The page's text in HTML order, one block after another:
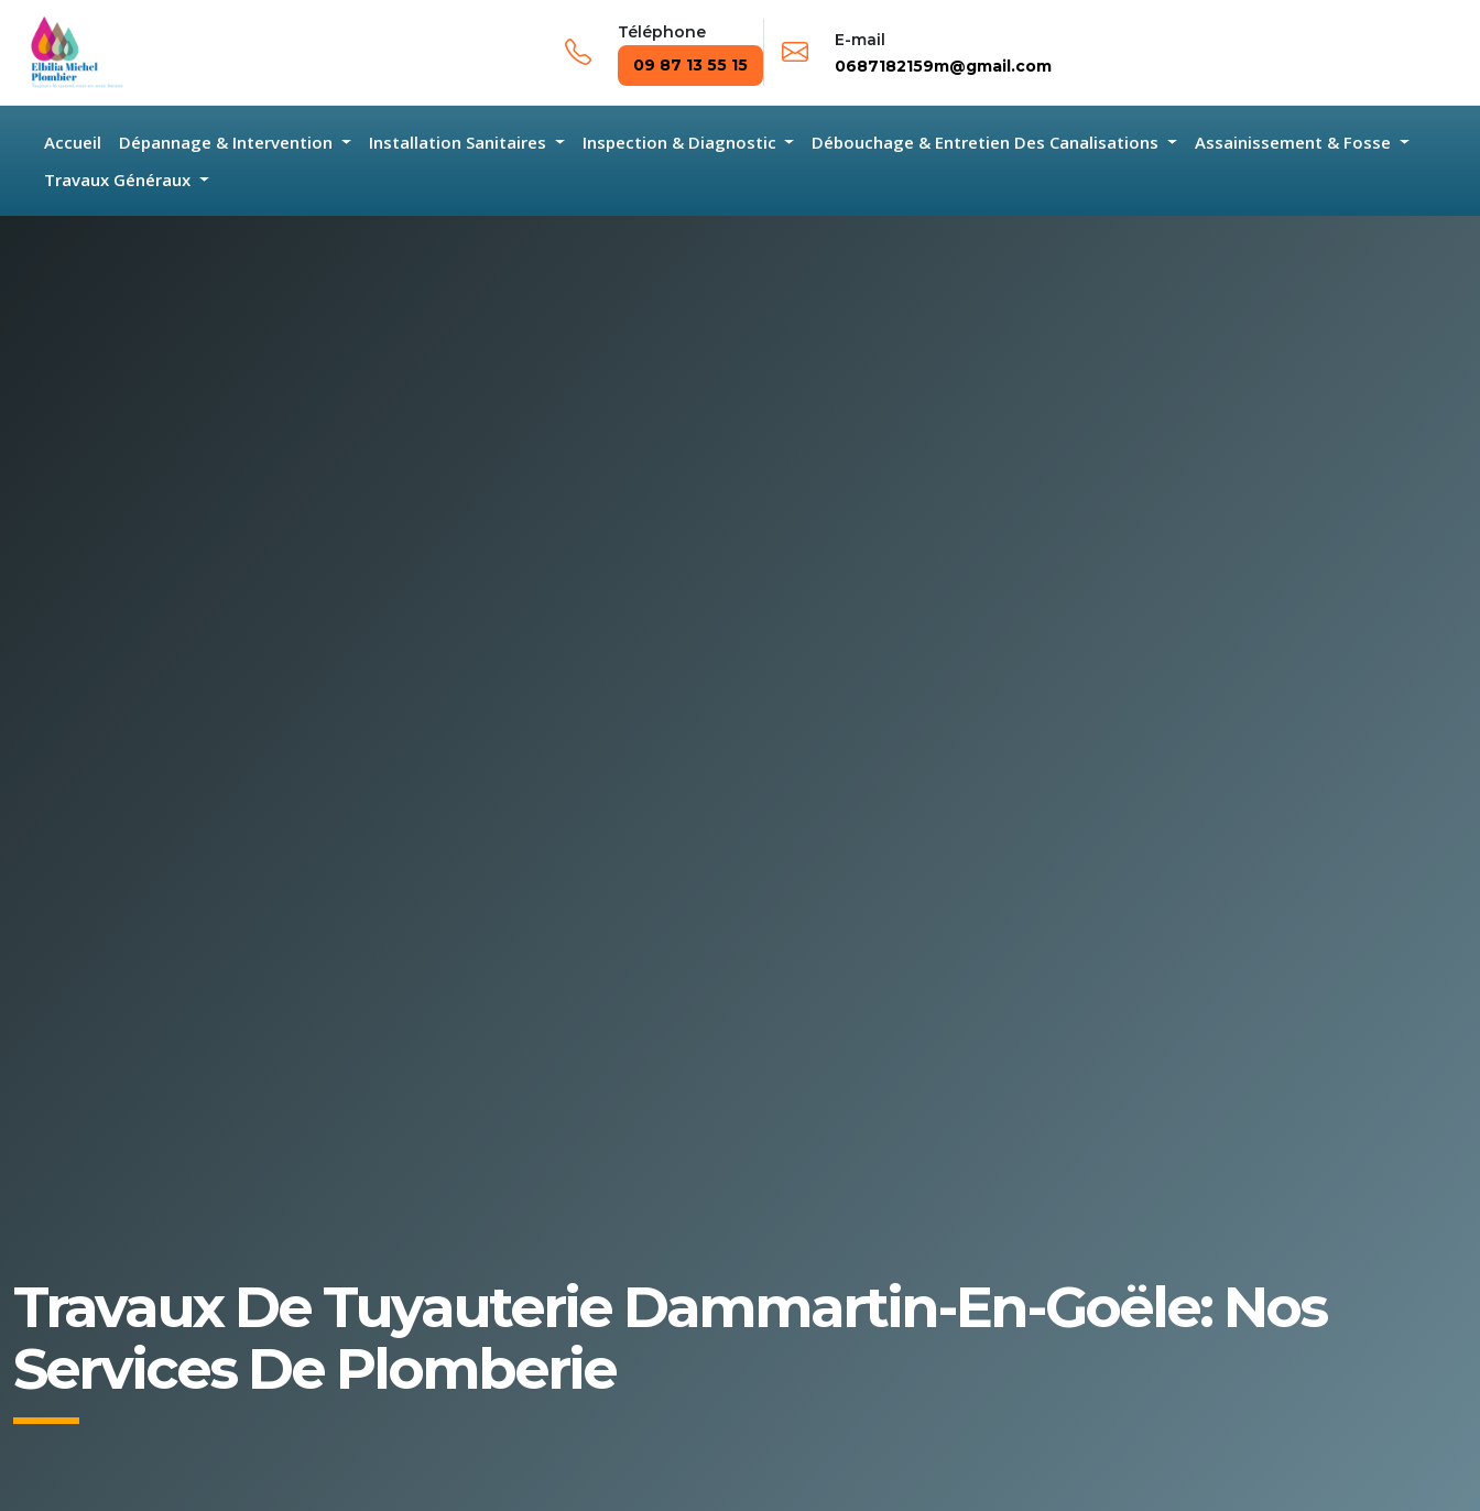
Skip to main content
Téléphone
09 87 13 55 15
E-mail
0687182159m@gmail.com
Accueil Dépannage & Intervention Installation Sanitaires Inspection & Diagnostic Débouchage & Entretien Des Canalisations
Assainissement & Fosse
Travaux Généraux
Travaux De Tuyauterie Dammartin-En-Goële: Nos
Services De Plomberie